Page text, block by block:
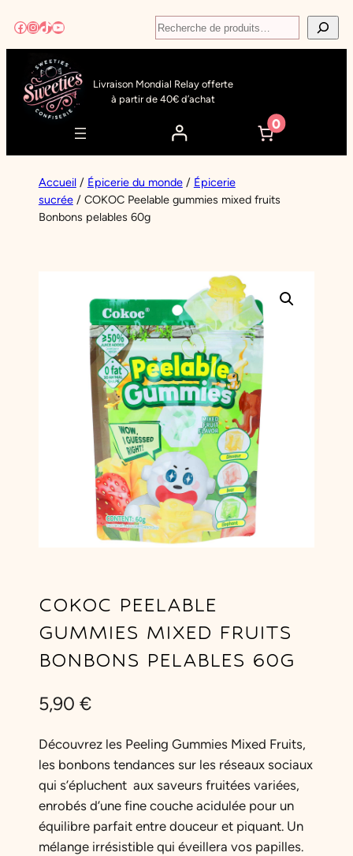
au
contenu
Facebook
Instagram
TikTok
YouTube Recherche
Livraison Mondial Relay offerte
à partir de 40€ d’achat
0
Accueil/ Épicerie du monde/ Épicerie
sucrée/ COKOC Peelable gummies mixed fruits
Bonbons pelables 60g
COKOC PEELABLE
GUMMIES MIXED FRUITS
BONBONS PELABLES 60G
5,90 €
Découvrez les Peeling Gummies Mixed Fruits,
les bonbons tendances sur les réseaux sociaux
qui s’épluchent aux saveurs fruitées variées,
enrobés d’une fine couche acidulée pour un
équilibre parfait entre douceur et piquant. Un
mélange irrésistible qui éveillera vos papilles.